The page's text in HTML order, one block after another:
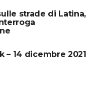
strade di Latina,
14 dicembre 2021